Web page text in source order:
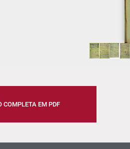
COMPLETA EM PDF